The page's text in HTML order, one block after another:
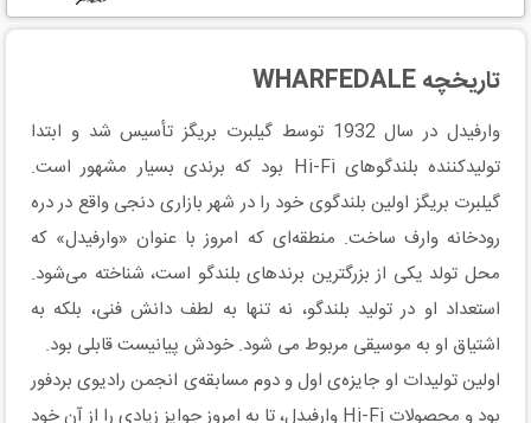
تاریخچه WHARFEDALE
وارفیدل در سال 1932 توسط گیلبرت بریگز تأسیس شد و ابتدا
تولیدکننده بلندگوهای Hi-Fi بود که برندی بسیار مشهور است.
گیلبرت بریگز اولین بلندگوی خود را در شهر بازاری دنجی واقع در دره
رودخانه وارف ساخت. منطقه‌ای که امروز با عنوان «وارفیدل» که
محل تولد یکی از بزرگترین برندهای بلندگو است، شناخته می‌شود.
استعداد او در تولید بلندگو، نه تنها به لطف دانش فنی، بلکه به
اشتیاق او به موسیقی مربوط می شود. خودش پیانیست قابلی بود.
اولین تولیدات او جایزه‌ی اول و دوم مسابقه‌ی انجمن رادیوی بردفور
بود و محصولات Hi-Fi وارفیدل، تا به امروز جوایز زیادی را از آن خود